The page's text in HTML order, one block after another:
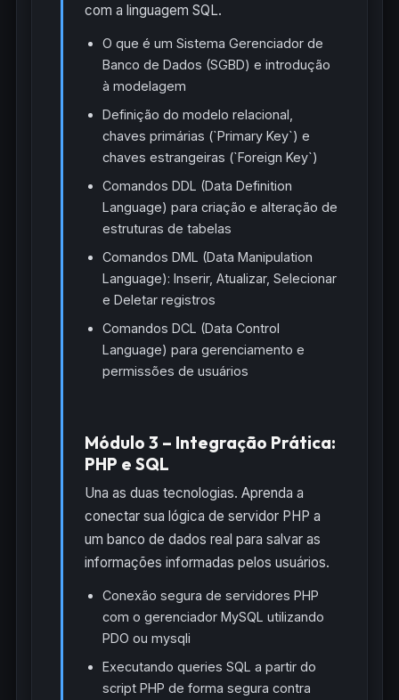
com a linguagem SQL.
O que é um Sistema Gerenciador de
Banco de Dados (SGBD) e introdução
à modelagem
Definição do modelo relacional,
chaves primárias (`Primary Key`) e
chaves estrangeiras (`Foreign Key`)
Comandos DDL (Data Definition
Language) para criação e alteração de
estruturas de tabelas
Comandos DML (Data Manipulation
Language): Inserir, Atualizar, Selecionar
e Deletar registros
Comandos DCL (Data Control
Language) para gerenciamento e
permissões de usuários
Módulo 3 – Integração Prática:
PHP e SQL
Una as duas tecnologias. Aprenda a
conectar sua lógica de servidor PHP a
um banco de dados real para salvar as
informações informadas pelos usuários.
Conexão segura de servidores PHP
com o gerenciador MySQL utilizando
PDO ou mysqli
Executando queries SQL a partir do
script PHP de forma segura contra